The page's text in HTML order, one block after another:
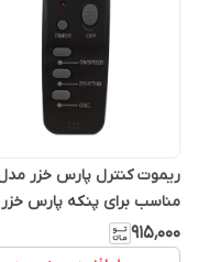
مناسب برای پنکه پارس خزر
۹۱۵٬۰۰۰